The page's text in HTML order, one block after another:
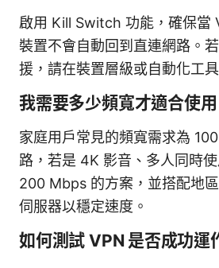
啟用 Kill Switch 功能，確保當
裝置不會自動回到直連網路。
援，請在裝置層級或自動化工
我需要多少頻寬才適合使
家庭用戶常見的頻寬需求為
路，若是 4K 影音、多人同時
200 Mbps 的方案，並搭配地
伺服器以穩定速度。
如何測試 VPN 是否成功運